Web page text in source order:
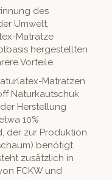
des
Umwelt,
Matratze
hergestellten
Vorteile.
Matratzen
Naturkautschuk
Herstellung
10%
der zur Produktion
benötigt
zusätzlich in
FCKW und